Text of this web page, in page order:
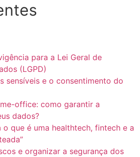
para a Lei Geral de
(LGPD)
sensíveis e o consentimento do
office: como garantir a
dados?
o que é uma healthtech, fintech e a
e organizar a segurança dos